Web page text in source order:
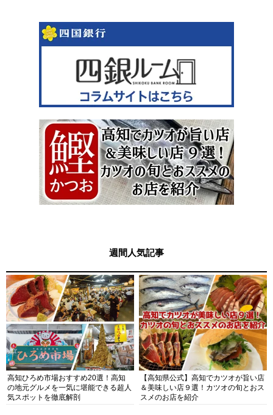
週間人気記事
高知ひろめ市場おすすめ20選！高知
の地元グルメを一気に堪能できる超人
気スポットを徹底解剖
【高知県公式】高知でカツオが旨い店
＆美味しい店９選！カツオの旬とおス
スメのお店を紹介